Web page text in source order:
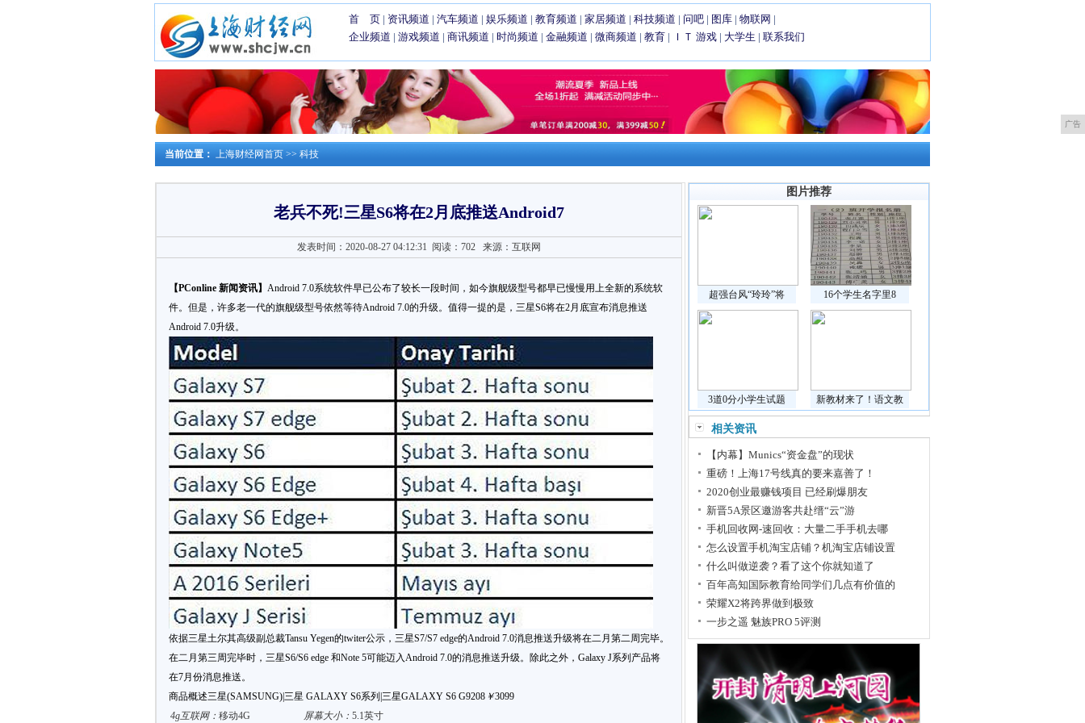
首 页 | 资讯频道 | 汽车频道 | 娱乐频道 | 教育频道 | 家居频道 | 科技频道 | 问吧 | 图库 | 物联网 |
企业频道 | 游戏频道 | 商讯频道 | 时尚频道 | 金融频道 | 微商频道 | 教育 | ＩＴ 游戏 | 大学生 | 联系我们
广告
当前位置： 上海财经网首页 >> 科技
老兵不死!三星S6将在2月底推送Android7
发表时间：2020-08-27 04:12:31 阅读：702 来源：互联网
【PConline 新闻资讯】 Android 7.0系统软件早已公布了较长一段时间，如今旗舰级型号都早已慢慢用上全新的系统软
件。但是，许多老一代的旗舰级型号依然等待Android 7.0的升级。值得一提的是，三星S6将在2月底宣布消息推送
Android 7.0升级。
依据三星土尔其高级副总裁Tansu Yegen的twiter公示，三星S7/S7 edge的Android 7.0消息推送升级将在二月第二周完毕。
在二月第三周完毕时，三星S6/S6 edge 和Note 5可能迈入Android 7.0的消息推送升级。除此之外，Galaxy J系列产品将
在7月份消息推送。
商品概述三星(SAMSUNG)|三星 GALAXY S6系列|三星GALAXY S6 G9208 ￥3099
4g互联网： 移动4G 屏幕大小： 5.1英寸
图片推荐
超强台风“玲玲”将 16个学生名字里8
3道0分小学生试题 新教材来了！语文教
相关资讯
【内幕】Munics“资金盘”的现状
重磅！上海17号线真的要来嘉善了！
2020创业最赚钱项目 已经刷爆朋友
新晋5A景区邀游客共赴缙“云”游
手机回收网-速回收：大量二手手机去哪
怎么设置手机淘宝店铺？机淘宝店铺设置
什么叫做逆袭？看了这个你就知道了
百年高知国际教育给同学们几点有价值的
荣耀X2将跨界做到极致
一步之遥 魅族PRO 5评测